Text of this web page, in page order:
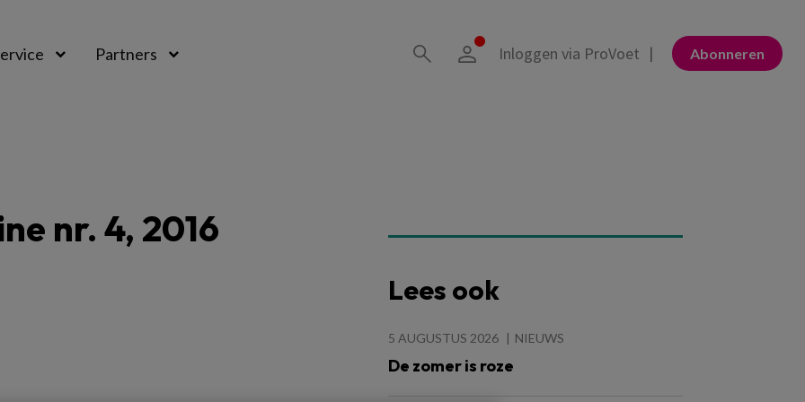
Partners Abonneren
Inloggen via ProVoet
nr. 4, 2016
Lees ook
5 AUGUSTUS 2026 NIEUWS
De zomer is roze